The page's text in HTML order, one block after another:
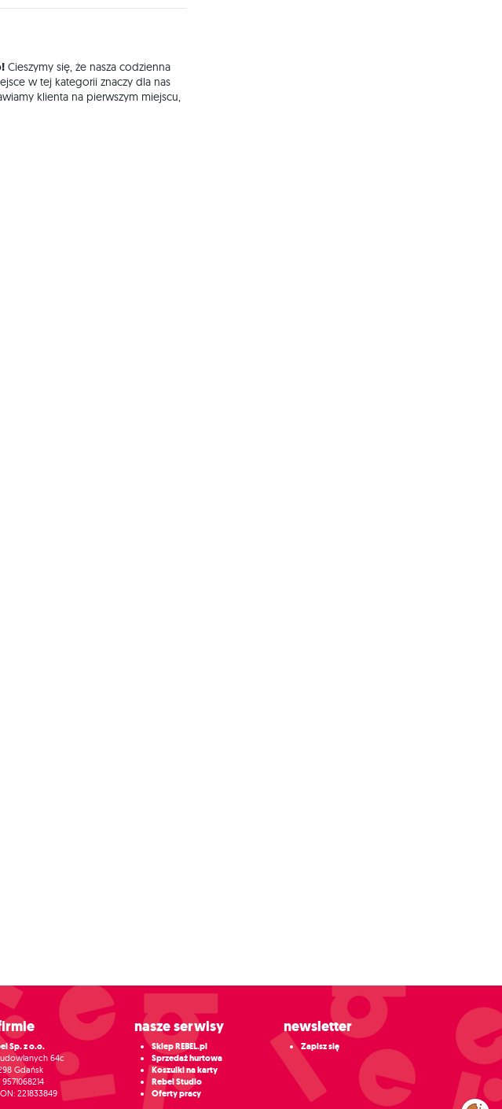
Cieszymy się, że nasza codzienna
w tej kategorii znaczy dla nas
klienta na pierwszym miejscu,
firmie
Sp. z o.o.
64c
Gdańsk
9571068214
221833849
Nasze serwisy
Sklep REBEL.pl
Sprzedaż hurtowa
Koszulki na karty
Rebel Studio
Oferty pracy
Newsletter
Zapisz się
Zarządzaj